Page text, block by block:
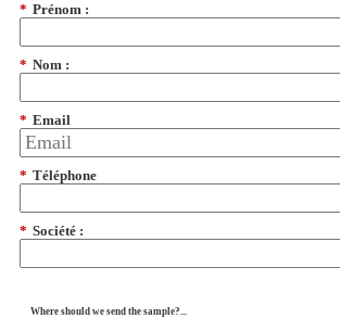
* Prénom :
* Nom :
* Email
* Téléphone
* Société :
Where should we send the sample?...